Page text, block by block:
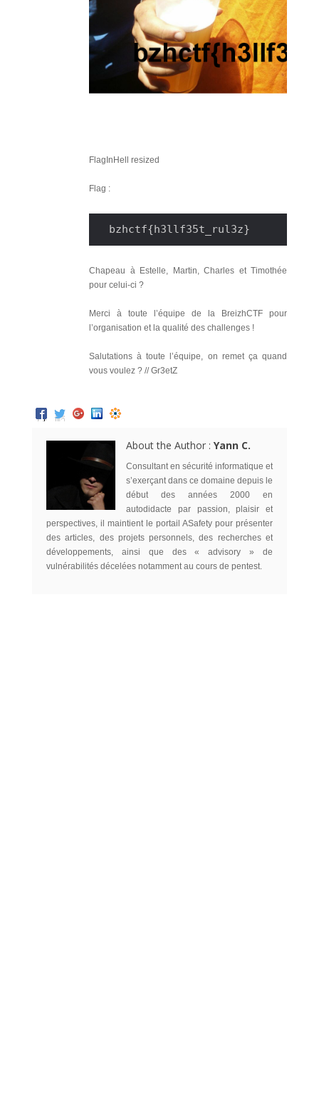
FlagInHell resized
Flag :
bzhctf{h3llf35t_rul3z}
Chapeau à Estelle, Martin, Charles et Timothée
pour celui-ci ?
Merci à toute l’équipe de la BreizhCTF pour
l’organisation et la qualité des challenges !
Salutations à toute l’équipe, on remet ça quand
vous voulez ? // Gr3etZ
About the Author : Yann C.
Consultant en sécurité informatique et
s’exerçant dans ce domaine depuis le
début des années 2000 en
autodidacte par passion, plaisir et
perspectives, il maintient le portail ASafety pour présenter
des articles, des projets personnels, des recherches et
développements, ainsi que des « advisory » de
vulnérabilités décelées notamment au cours de pentest.